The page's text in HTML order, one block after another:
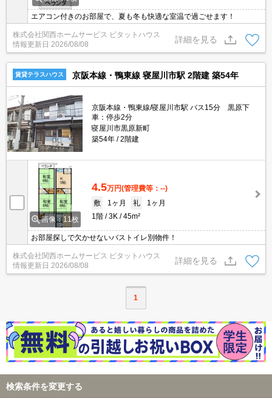
エアコン付きのお部屋で、夏も冬も快適な室温で過ごせます！
株式会社関西ホームサービス ピタットハウス
情報更新日 2026/08/08
詳細を見る
賃貸テラスハウス 京阪本線・鴨東線 寝屋川市駅 2階建 築54年
京阪本線・鴨東線/寝屋川市駅 バス15分 黒原下
車：停歩2分
寝屋川市黒原新町
築54年
2階建
画像：11枚
4.5万円(管理費等：--)
敷
1ヶ月 礼
1ヶ月
1階
3K 45m²
お部屋探しで欠かせないバストイレ別物件！
株式会社関西ホームサービス ピタットハウス
情報更新日 2026/08/08
詳細を見る
1
検索条件を変更する